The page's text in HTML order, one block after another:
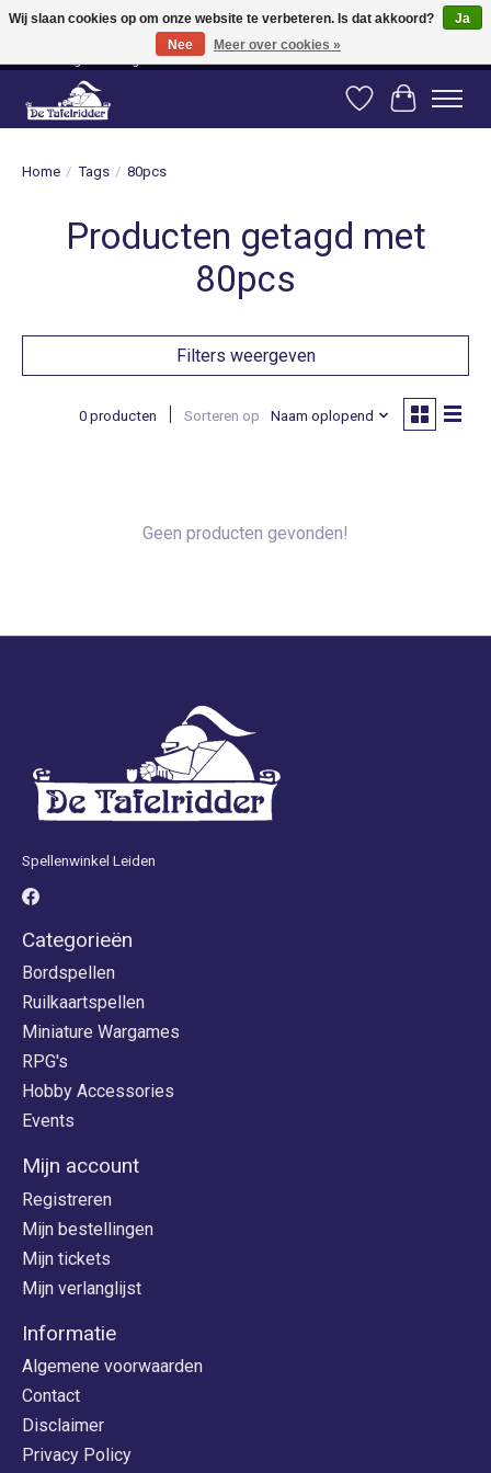
Vanaf 80 euro gratis verzending binnen Nederland! Vanaf 100 euro gratis
verzending naar België en Duitsland!
Verlanglijst
Home / Tags / 80pcs
Producten getagd met
80pcs
Filters weergeven
0 producten Sorteren op Naam oplopend
Geen producten gevonden!
Spellenwinkel Leiden
Categorieën
Bordspellen
Ruilkaartspellen
Miniature Wargames
RPG's
Hobby Accessories
Events
Mijn account
Registreren
Mijn bestellingen
Mijn tickets
Mijn verlanglijst
Informatie
Algemene voorwaarden
Contact
Disclaimer
Privacy Policy
Wij slaan cookies op om onze website te verbeteren. Is dat akkoord?
Ja
Nee
Meer over cookies »